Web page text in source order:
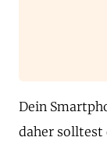
Dein
daher solltest